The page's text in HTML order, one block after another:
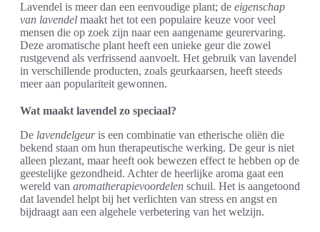
Lavendel is meer dan een eenvoudige plant; de eigenschap
van lavendel maakt het tot een populaire keuze voor veel
mensen die op zoek zijn naar een aangename geurervaring.
Deze aromatische plant heeft een unieke geur die zowel
rustgevend als verfrissend aanvoelt. Het gebruik van lavendel
in verschillende producten, zoals geurkaarsen, heeft steeds
meer aan populariteit gewonnen.
Wat maakt lavendel zo speciaal?
De lavendelgeuris een combinatie van etherische oliën die
bekend staan om hun therapeutische werking. De geur is niet
alleen plezant, maar heeft ook bewezen effect te hebben op de
geestelijke gezondheid. Achter de heerlijke aroma gaat een
wereld van aromatherapievoordelen schuil. Het is aangetoond
dat lavendel helpt bij het verlichten van stress en angst en
bijdraagt aan een algehele verbetering van het welzijn.